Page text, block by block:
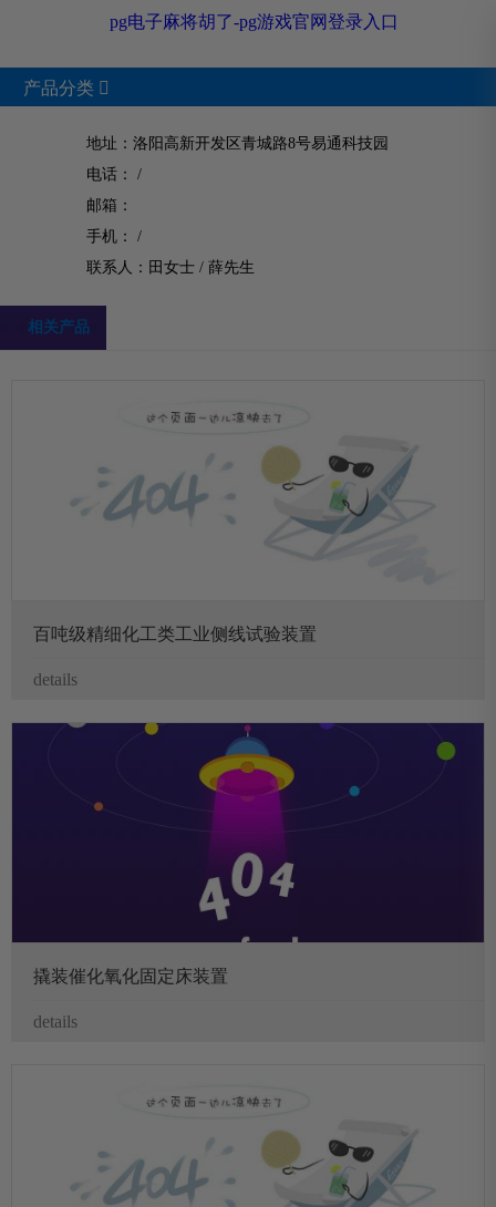
pg电子麻将胡了-pg游戏官网登录入口
pg电子麻将胡了的产品中心
产品分类 
地址：洛阳高新开发区青城路8号易通科技园
电话： /
邮箱：
手机： /
联系人：田女士 / 薛先生
相关产品
百吨级精细化工类工业侧线试验装置
details
撬装催化氧化固定床装置
details